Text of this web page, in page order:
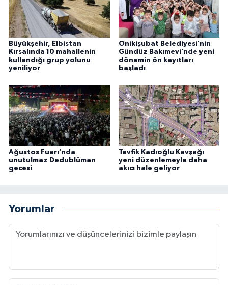
Büyükşehir, Elbistan
Kırsalında 10 mahallenin
kullandığı grup yolunu
yeniliyor
Onikişubat Belediyesi’nin
Gündüz Bakımevi’nde yeni
dönemin ön kayıtları
başladı
Ağustos Fuarı’nda
unutulmaz Dedublüman
gecesi
Tevfik Kadıoğlu Kavşağı
yeni düzenlemeyle daha
akıcı hale geliyor
Yorumlar